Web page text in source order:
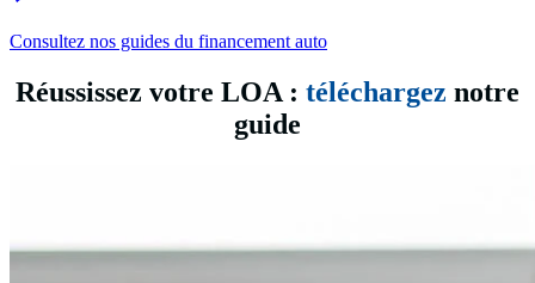
Consultez nos guides du financement auto
Réussissez votre LOA : téléchargez notre
guide